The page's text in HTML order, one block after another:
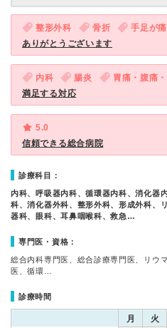
整形外科 骨折 手足が
ありがとうございます
内科 腸炎 胃痛・腹痛
満足する対応
5.0
信頼できる総合病院
診療科目：
内科、呼吸器内科、循環器内科、消化器
科、消化器外科、整形外科、形成外科、
器科、眼科、耳鼻咽喉科、救急…
専門医・資格：
総合内科専門医、総合診療専門医、リウ
医、循環…
診療時間
月 火